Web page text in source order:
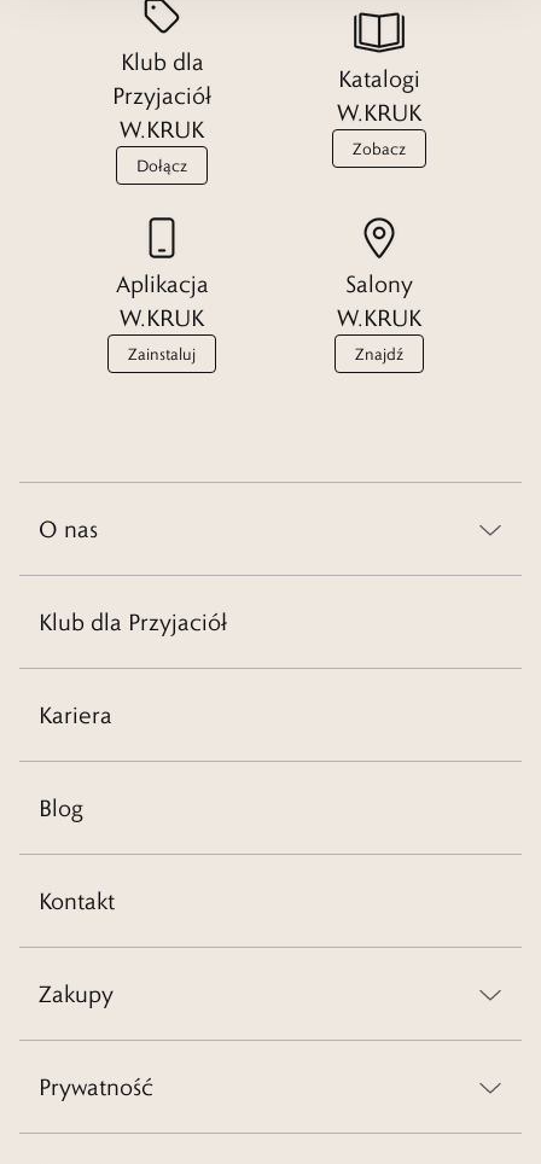
Klub dla
Przyjaciół
W.KRUK
Dołącz
Katalogi
W.KRUK
Zobacz
Aplikacja
W.KRUK
Zainstaluj
Salony
W.KRUK
Znajdź
O nas
Klub dla Przyjaciół
Kariera
Blog
Kontakt
Zakupy
Prywatność